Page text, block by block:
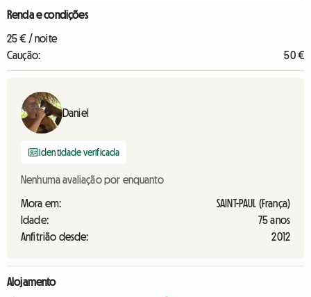
Renda e condições
25 € / noite
Caução:
50 €
Daniel
Identidade verificada
Nenhuma avaliação por enquanto
Mora em:
SAINT-PAUL (França)
Idade:
75 anos
Anfitrião desde:
2012
Alojamento